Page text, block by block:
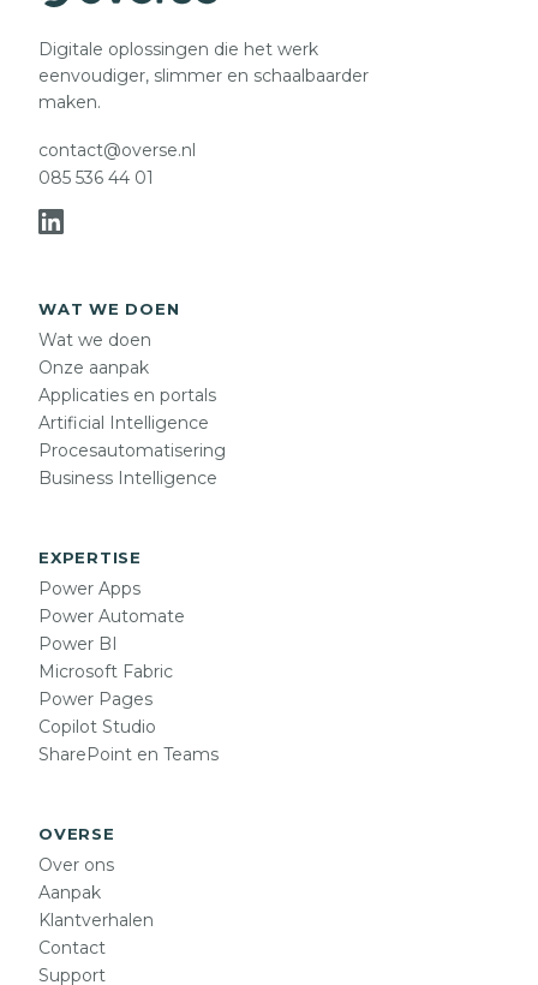
Digitale oplossingen die het werk
eenvoudiger, slimmer en schaalbaarder
maken.
contact@overse.nl
085 536 44 01
WAT WE DOEN
Wat we doen
Onze aanpak
Applicaties en portals
Artificial Intelligence
Procesautomatisering
Business Intelligence
EXPERTISE
Power Apps
Power Automate
Power BI
Microsoft Fabric
Power Pages
Copilot Studio
SharePoint en Teams
OVERSE
Over ons
Aanpak
Klantverhalen
Contact
Support